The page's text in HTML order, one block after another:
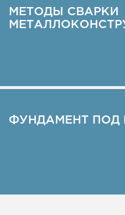
МЕТОДЫ СВАРКИ
ПОДРОБНЕЕ
ФУНДАМЕНТ ПОД